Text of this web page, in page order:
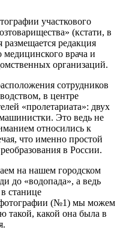
участкового
(кстати, в
размещается редакция
медицинского врача и
организаций.
сотрудников
в центре
«пролетариата»: двух
Это ведь не
относились к
что именно простой
в России.
на нашем городском
до «водопада», а ведь
станице
фотографии (№1) мы можем
такой, какой она была в